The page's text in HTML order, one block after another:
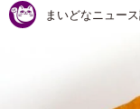
まいどなニュー